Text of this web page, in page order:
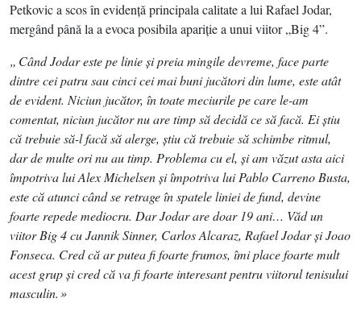
Petkovic a scos în evidenţă principala calitate a lui Rafael Jodar,
mergând până la a evoca posibila apariţie a unui viitor „Big 4”.
„ Când Jodar este pe linie şi preia mingile devreme, face parte
dintre cei patru sau cinci cei mai buni jucători din lume, este atât
de evident. Niciun jucător, în toate meciurile pe care le-am
comentat, niciun jucător nu are timp să decidă ce să facă. Ei ştiu
că trebuie să-l facă să alerge, ştiu că trebuie să schimbe ritmul,
dar de multe ori nu au timp. Problema cu el, şi am văzut asta aici
împotriva lui Alex Michelsen şi împotriva lui Pablo Carreno Busta,
este că atunci când se retrage în spatele liniei de fund, devine
foarte repede mediocru. Dar Jodar are doar 19 ani… Văd un
viitor Big 4 cu Jannik Sinner, Carlos Alcaraz, Rafael Jodar şi Joao
Fonseca. Cred că ar putea fi foarte frumos, îmi place foarte mult
acest grup şi cred că va fi foarte interesant pentru viitorul tenisului
masculin. »